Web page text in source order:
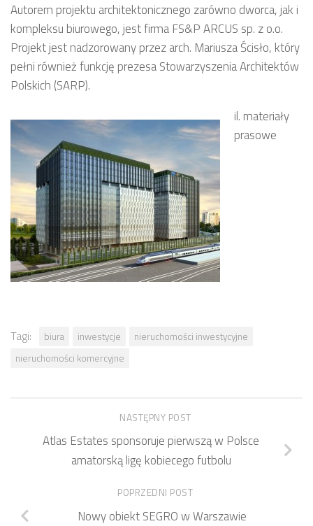
Autorem projektu architektonicznego zarówno dworca, jak i
kompleksu biurowego, jest firma FS&P ARCUS sp. z o.o.
Projekt jest nadzorowany przez arch. Mariusza Ścisło, który
pełni również funkcję prezesa Stowarzyszenia Architektów
Polskich (SARP).
il. materiały
prasowe
Tagi: biura inwestycje
nieruchomości inwestycyjne
nieruchomości komercyjne
NASTĘPNY POST
Atlas Estates sponsoruje pierwszą w Polsce
amatorską ligę kobiecego futbolu
POPRZEDNI POST
Nowy obiekt SEGRO w Warszawie